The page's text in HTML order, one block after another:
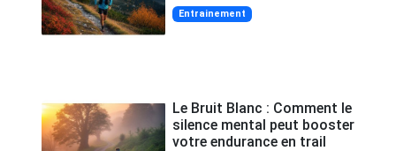
Entrainement
Le Bruit Blanc : Comment le
silence mental peut booster
votre endurance en trail